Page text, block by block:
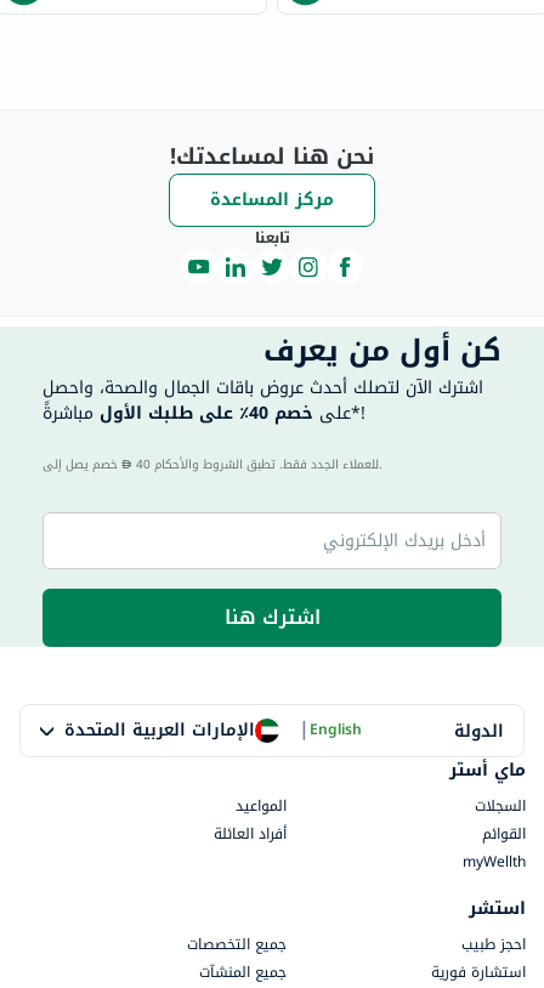
نحن هنا لمساعدتك!
مركز المساعدة
تابعنا
كن أول من يعرف
اشترك الآن لتصلك أحدث عروض باقات الجمال والصحة، واحصل
على خصم 40٪ على طلبك الأول مباشرةً*!
40 للعملاء الجدد فقط. تطبق الشروط والأحكام.
اشترك هنا
الدولة الإمارات العربية المتحدة |English
ماي أستر
السجلات
المواعيد
القوائم
أفراد العائلة
myWellth
استشر
احجز طبيب
جميع التخصصات
استشارة فورية
جميع المنشآت